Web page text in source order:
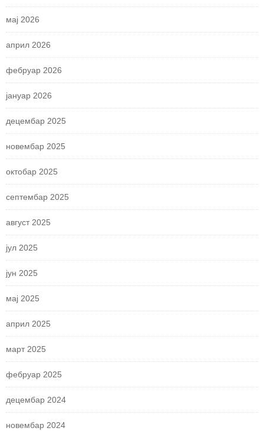
мај 2026
април 2026
фебруар 2026
јануар 2026
децембар 2025
новембар 2025
октобар 2025
септембар 2025
август 2025
јул 2025
јун 2025
мај 2025
април 2025
март 2025
фебруар 2025
децембар 2024
новембар 2024